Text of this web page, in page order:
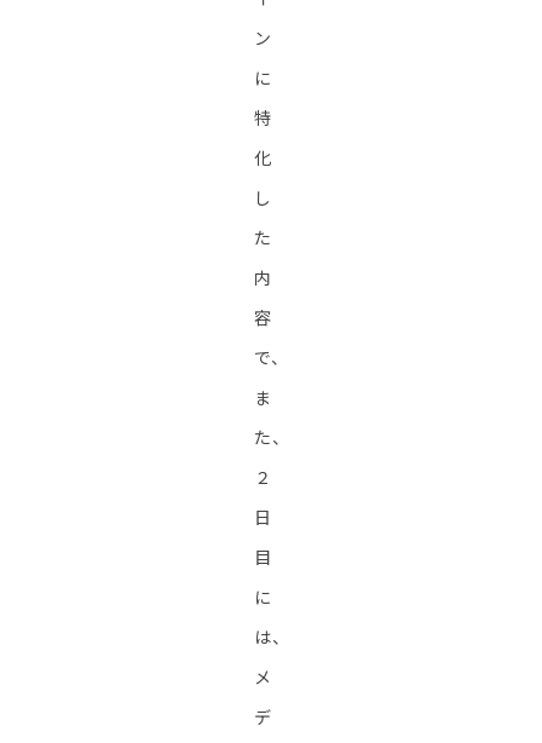
ン
に
特
化
し
た
内
容
で、
ま
た、
２
日
目
に
は、
メ
デ